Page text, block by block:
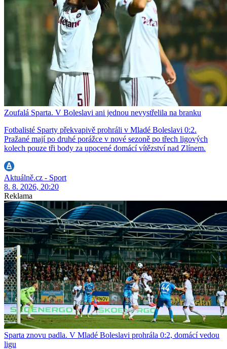
Zoufalá Sparta. V Boleslavi ani jednou nevystřelila na branku
Fotbalisté Sparty překvapivě prohráli v Mladé Boleslavi 0:2.
Pražané mají po druhé porážce v nové sezoně po třech ligových
kolech pouze tři body za upocené domácí vítězství nad Zlínem.
Aktuálně.cz - Sport
8. 8. 2026, 20:20
Reklama
Sparta znovu padla. V Mladé Boleslavi prohrála 0:2, domácí vedou
ligu